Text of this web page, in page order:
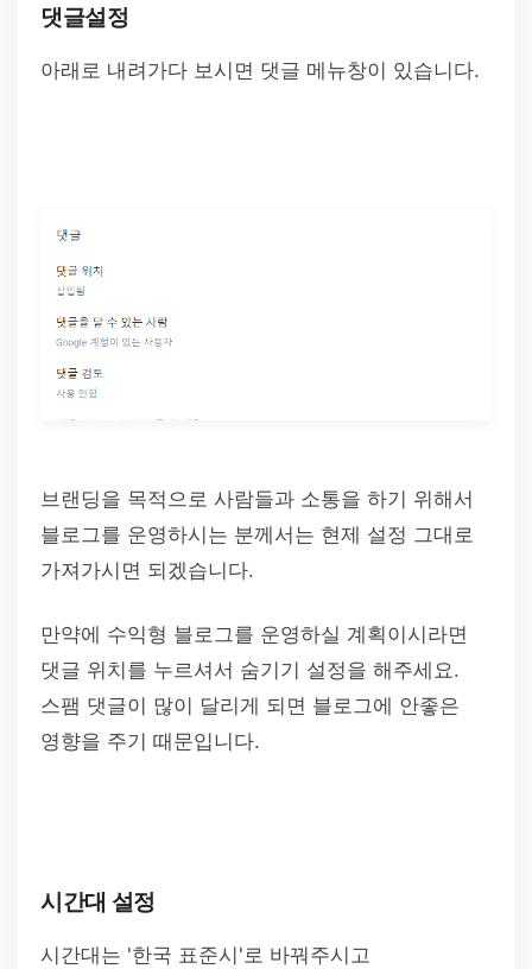
댓글설정
아래로 내려가다 보시면 댓글 메뉴창이 있습니다.
브랜딩을 목적으로 사람들과 소통을 하기 위해서
블로그를 운영하시는 분께서는 현제 설정 그대로
가져가시면 되겠습니다.
만약에 수익형 블로그를 운영하실 계획이시라면
댓글 위치를 누르셔서 숨기기 설정을 해주세요.
스팸 댓글이 많이 달리게 되면 블로그에 안좋은
영향을 주기 때문입니다.
시간대 설정
시간대는 '한국 표준시'로 바꿔주시고